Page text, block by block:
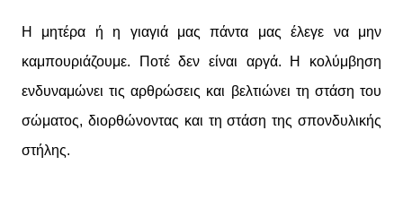
Η μητέρα ή η γιαγιά μας πάντα μας έλεγε να μην
καμπουριάζουμε. Ποτέ δεν είναι αργά. Η κολύμβηση
ενδυναμώνει τις αρθρώσεις και βελτιώνει τη στάση του
σώματος, διορθώνοντας και τη στάση της σπονδυλικής
στήλης.